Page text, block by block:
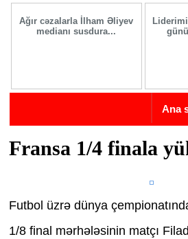
Skip to main content
Ağır cəzalarla İlham Əliyev
medianı susdura...
Ana
Fransa 1/4 finala
Futbol üzrə dünya
1/8 final mərhələsinin matçı